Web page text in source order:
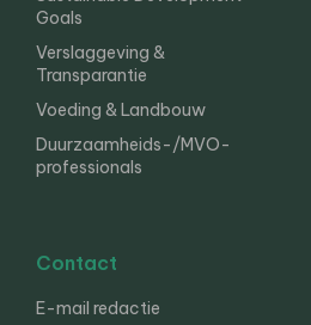
Goals
Verslaggeving &
Transparantie
Voeding & Landbouw
Duurzaamheids-/MVO-
professionals
Contact
E-mail redactie